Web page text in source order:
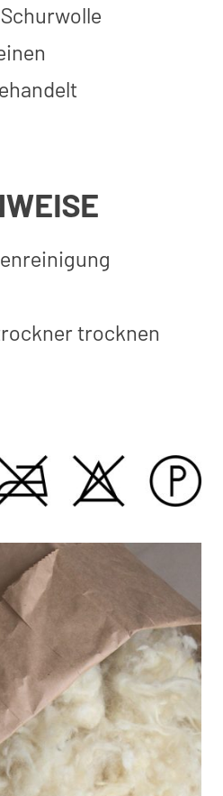
trocknen